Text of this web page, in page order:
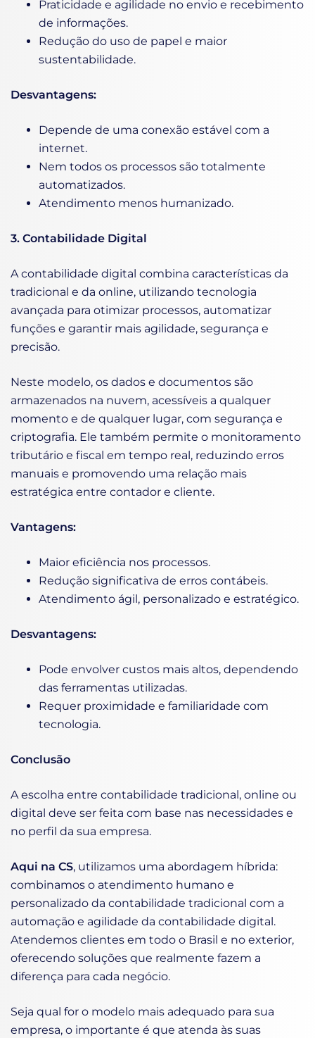
Praticidade e agilidade no envio e recebimento
de informações.
Redução do uso de papel e maior
sustentabilidade.
Desvantagens:
Depende de uma conexão estável com a
internet.
Nem todos os processos são totalmente
automatizados.
Atendimento menos humanizado.
3. Contabilidade Digital
A contabilidade digital combina características da
tradicional e da online, utilizando tecnologia
avançada para otimizar processos, automatizar
funções e garantir mais agilidade, segurança e
precisão.
Neste modelo, os dados e documentos são
armazenados na nuvem, acessíveis a qualquer
momento e de qualquer lugar, com segurança e
criptografia. Ele também permite o monitoramento
tributário e fiscal em tempo real, reduzindo erros
manuais e promovendo uma relação mais
estratégica entre contador e cliente.
Vantagens:
Maior eficiência nos processos.
Redução significativa de erros contábeis.
Atendimento ágil, personalizado e estratégico.
Desvantagens:
Pode envolver custos mais altos, dependendo
das ferramentas utilizadas.
Requer proximidade e familiaridade com
tecnologia.
Conclusão
A escolha entre contabilidade tradicional, online ou
digital deve ser feita com base nas necessidades e
no perfil da sua empresa.
Aqui na CS, utilizamos uma abordagem híbrida:
combinamos o atendimento humano e
personalizado da contabilidade tradicional com a
automação e agilidade da contabilidade digital.
Atendemos clientes em todo o Brasil e no exterior,
oferecendo soluções que realmente fazem a
diferença para cada negócio.
Seja qual for o modelo mais adequado para sua
empresa, o importante é que atenda às suas